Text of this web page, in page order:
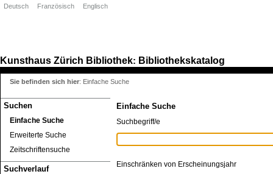
Kunsthaus Zürich Bibliothek: Bibliothekskatalog
Suchen
Einfache Suche
Erweiterte Suche
Zeitschriftensuche
Suchverlauf
Deutsch Französisch Englisch
Sie befinden sich hier: Einfache Suche
Einfache Suche
Suchbegriff/e
Einschränken von Erscheinungsjahr